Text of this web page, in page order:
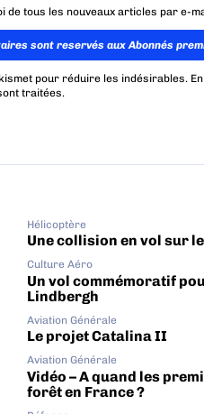
de tous les nouveaux articles par e-
sont reservés aux Abonnés
pour réduire les indésirables.
traitées.
Hélicoptère
Une collision en vol sur
Culture Aéro
Un vol commémoratif
Lindbergh
Aviation Générale
Le projet Catalina II
Aviation Générale
Vidéo – A quand les
forêt en France ?